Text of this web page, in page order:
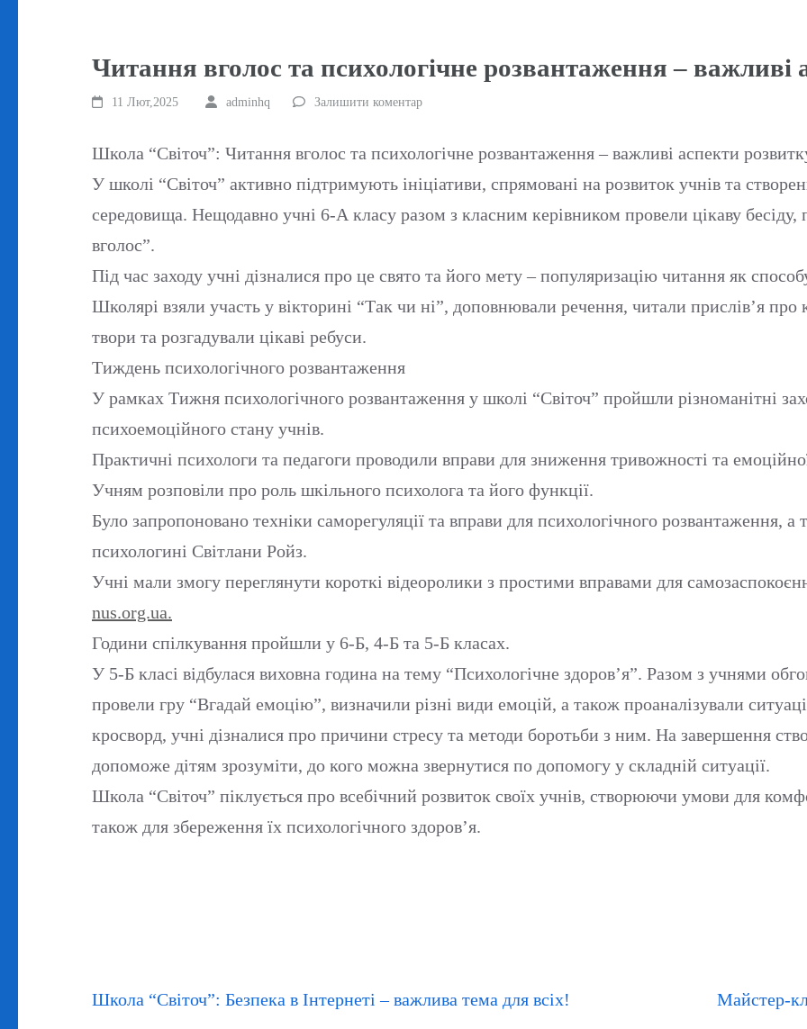
Читання вголос та психологічне розвантаження – важливі
11 Лют,2025 adminhq Залишити коментар
Школа “Світоч”: Читання вголос та психологічне розвантаження – важливі аспекти
У школі “Світоч” активно підтримують ініціативи, спрямовані на розвиток учнів та
середовища. Нещодавно учні 6-А класу разом з класним керівником провели цікаву
вголос”.
Під час заходу учні дізналися про це свято та його мету – популяризацію читання як
Школярі взяли участь у вікторині “Так чи ні”, доповнювали речення, читали прислів’я про
твори та розгадували цікаві ребуси.
Тиждень психологічного розвантаження
У рамках Тижня психологічного розвантаження у школі “Світоч” пройшли різноманітні
психоемоційного стану учнів.
Практичні психологи та педагоги проводили вправи для зниження тривожності та
Учням розповіли про роль шкільного психолога та його функції.
Було запропоновано техніки саморегуляції та вправи для психологічного розвантаження, а
психологині Світлани Ройз.
Учні мали змогу переглянути короткі відеоролики з простими вправами для
nus.org.ua.
Години спілкування пройшли у 6-Б, 4-Б та 5-Б класах.
У 5-Б класі відбулася виховна година на тему “Психологічне здоров’я”. Разом з учнями
провели гру “Вгадай емоцію”, визначили різні види емоцій, а також проаналізували
кросворд, учні дізналися про причини стресу та методи боротьби з ним. На завершення
допоможе дітям зрозуміти, до кого можна звернутися по допомогу у складній ситуації.
Школа “Світоч” піклується про всебічний розвиток своїх учнів, створюючи умови для
також для збереження їх психологічного здоров’я.
Навігація
Школа “Світоч”: Безпека в Інтернеті – важлива тема для всіх! Майстер-